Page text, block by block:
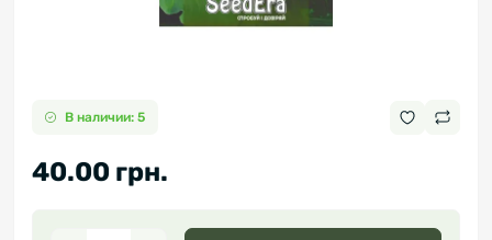
В наличии: 5
40.00 грн.